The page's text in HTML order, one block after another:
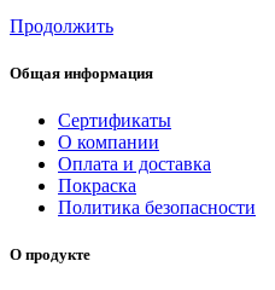
Продолжить
Общая информация
Сертификаты
О компании
Оплата и доставка
Покраска
Политика безопасности
О продукте